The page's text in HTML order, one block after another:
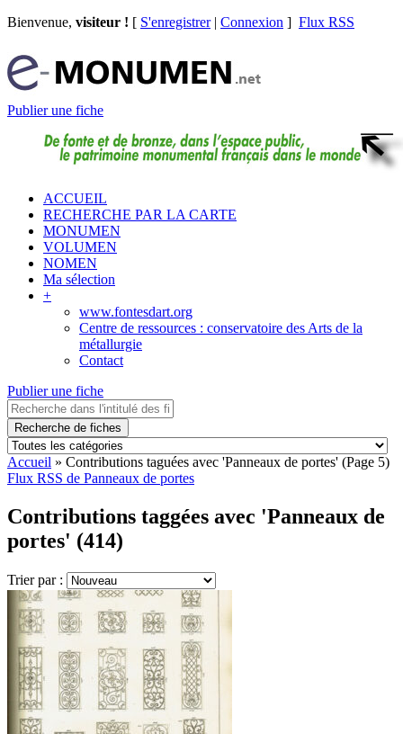
Bienvenue, visiteur ! [ S'enregistrer| Connexion ] Flux RSS
Publier une fiche
ACCUEIL
RECHERCHE PAR LA CARTE
MONUMEN
VOLUMEN
NOMEN
Ma sélection
+
www.fontesdart.org
Centre de ressources : conservatoire des Arts de la
métallurgie
Contact
Publier une fiche
Recherche de fiches
Accueil » Contributions taguées avec 'Panneaux de portes' (Page 5)
Flux RSS de Panneaux de portes
Contributions taggées avec 'Panneaux de
portes' (414)
Trier par :